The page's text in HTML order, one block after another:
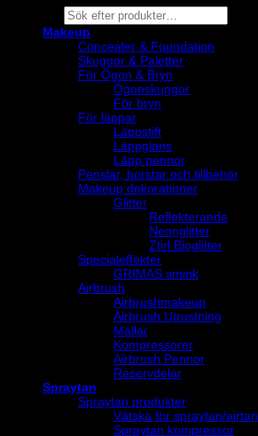
Products
search
Makeup
Concealer & Foundation
Skuggor & Paletter
För Ögon & Bryn
Ögonskuggor
För bryn
För läppar
Läppstift
Läppglans
Läpp pennor
Penslar, borstar och tillbehör
Makeup dekorationer
Glitter
Reflekterande
Neonglitter
Ztirl Bioglitter
Specialeffekter
GRIMAS smink
Airbrush
Airbrushmakeup
Airbrush Utrustning
Mallar
Kompressorer
Airbrush Pennor
Reservdelar
Spraytan
Spraytan produkter
Vätska för spraytan/airtan
Spraytan kompressor